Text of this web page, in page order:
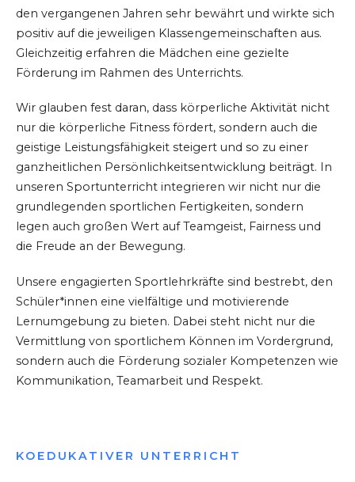
den vergangenen Jahren sehr bewährt und wirkte sich
positiv auf die jeweiligen Klassengemeinschaften aus.
Gleichzeitig erfahren die Mädchen eine gezielte
Förderung im Rahmen des Unterrichts.
Wir glauben fest daran, dass körperliche Aktivität nicht
nur die körperliche Fitness fördert, sondern auch die
geistige Leistungsfähigkeit steigert und so zu einer
ganzheitlichen Persönlichkeitsentwicklung beiträgt. In
unseren Sportunterricht integrieren wir nicht nur die
grundlegenden sportlichen Fertigkeiten, sondern
legen auch großen Wert auf Teamgeist, Fairness und
die Freude an der Bewegung.
Unsere engagierten Sportlehrkräfte sind bestrebt, den
Schüler*innen eine vielfältige und motivierende
Lernumgebung zu bieten. Dabei steht nicht nur die
Vermittlung von sportlichem Können im Vordergrund,
sondern auch die Förderung sozialer Kompetenzen wie
Kommunikation, Teamarbeit und Respekt.
KOEDUKATIVER UNTERRICHT